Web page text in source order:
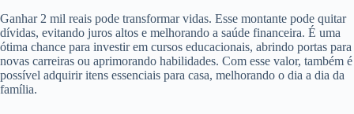
Ganhar 2 mil reais pode transformar vidas. Esse montante pode quitar
dívidas, evitando juros altos e melhorando a saúde financeira. É uma
ótima chance para investir em cursos educacionais, abrindo portas para
novas carreiras ou aprimorando habilidades. Com esse valor, também é
possível adquirir itens essenciais para casa, melhorando o dia a dia da
família.